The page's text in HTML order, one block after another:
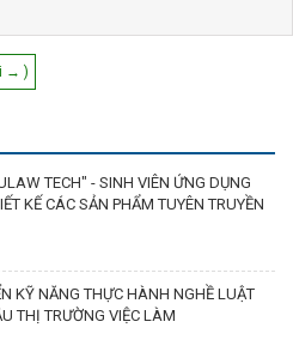
→ )
TECH" - SINH VIÊN ỨNG DỤNG
KẾ CÁC SẢN PHẨM TUYÊN TRUYỀN
KỸ NĂNG THỰC HÀNH NGHỀ LUẬT
THỊ TRƯỜNG VIỆC LÀM